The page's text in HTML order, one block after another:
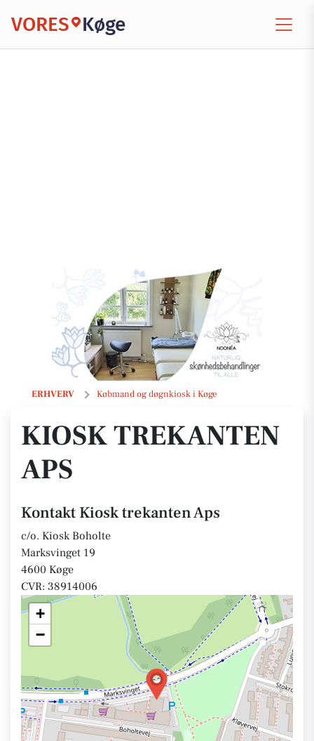
VORES Køge
ERHVERV Købmand og døgnkiosk i Køge
Kiosk trekanten Aps
KIOSK TREKANTEN
APS
Kontakt Kiosk trekanten Aps
c/o. Kiosk Boholte
Marksvinget 19
4600 Køge
CVR: 38914006
+
−